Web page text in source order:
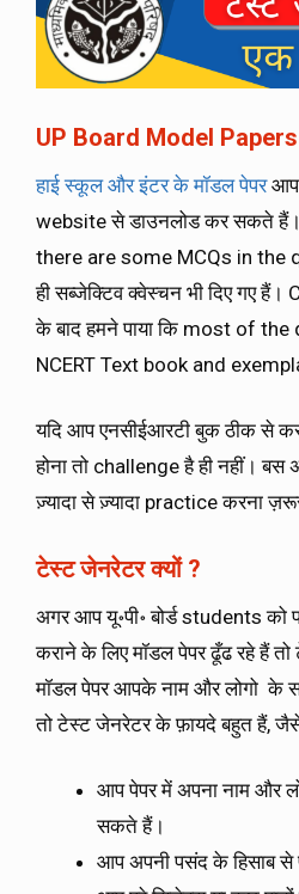
UP Board Model
हाई स्कूल और इंटर के मॉडल पेपरआप
website से डाउनलोड कर सकते
there are some MCQs in the
ही सब्जेक्टिव क्वेस्चन भी दिए गए
के बाद हमने पाया कि most of
NCERT Text book and
यदि आप एनसीईआरटी बुक ठीक से
होना तो challenge है ही नहीं। बस
ज़्यादा से ज़्यादा practice करना
टेस्ट जेनरेटर क्यों ?
अगर आप यू॰पी॰ बोर्ड students को
कराने के लिए मॉडल पेपर ढूँढ रहे हैं
मॉडल पेपर आपके नाम और लोगो के
तो टेस्ट जेनरेटर के फ़ायदे बहुत हैं,
आप पेपर में अपना नाम और
सकते हैं।
आप अपनी पसंद के हिसाब